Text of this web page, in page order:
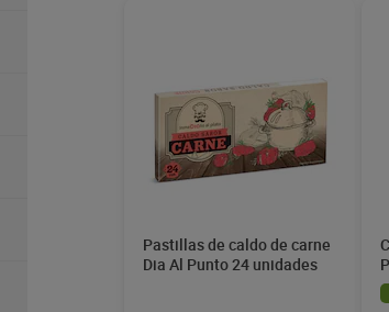
Pastillas de caldo de carne
Dia Al Punto 24 unidades